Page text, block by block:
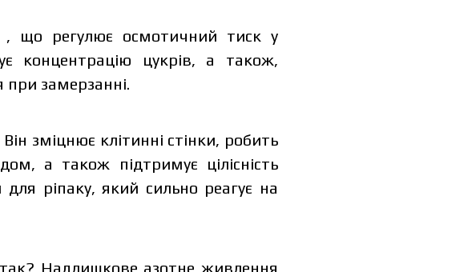
, що регулює осмотичний тиск у
концентрацію цукрів, а також,
замерзанні.
Він зміцнює клітинні стінки, робить
а також підтримує цілісність
ріпаку, який сильно реагує на
Надлишкове азотне живлення
Download catalog